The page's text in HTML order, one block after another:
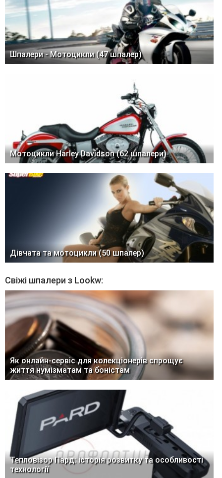
Шпалери - Мотоцикли (47 шпалер)
Мотоцикли Harley Davidson (62 шпалери)
Дівчата та мотоцикли (50 шпалер)
Свіжі шпалери з Lookw:
Як онлайн-сервіс для колекціонерів спрощує
життя нумізматам та боністам
Тепловізор Пард: історія розвитку та особливості
технології